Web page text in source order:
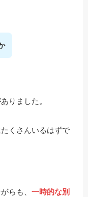
りました。
くさんいるはずで
らも、一時的な別